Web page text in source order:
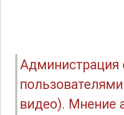
Администрация
видео). Мнение